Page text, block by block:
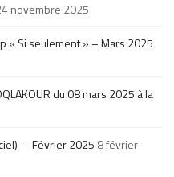
novembre 2025
« Si seulement » – Mars 2025
du 08 mars 2025 à la
– Février 2025 8 février